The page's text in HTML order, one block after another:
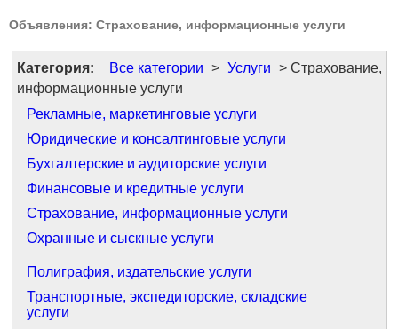
Объявления: Страхование, информационные услуги
Категория: Все категории > Услуги > Страхование,
информационные услуги
Рекламные, маркетинговые услуги
Юридические и консалтинговые услуги
Бухгалтерские и аудиторские услуги
Финансовые и кредитные услуги
Страхование, информационные услуги
Охранные и сыскные услуги
Полиграфия, издательские услуги
Транспортные, экспедиторские, складские
услуги